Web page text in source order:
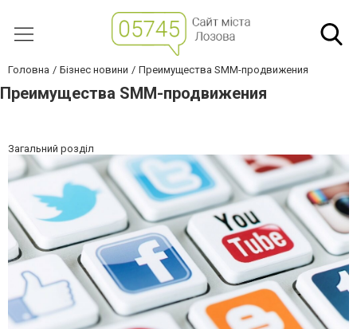
Головна Бізнес новини Преимущества SMM-продвижения
Преимущества SMM-продвижения
Загальний розділ